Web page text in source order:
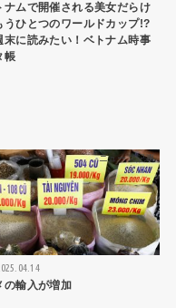
ナムで開催される美女だらけ
うひとつのワールドカップ!?
末に読みたい！ベトナム時事
帳
ニュース記事
の輸入が増加